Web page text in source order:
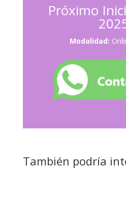
Próximo
Modalidad:
También podría